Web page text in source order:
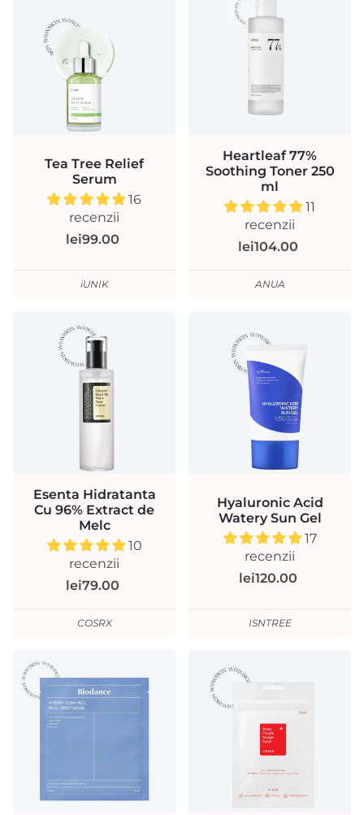
Tea Tree Relief
Serum
16
recenzii
lei99.00
iUNIK
Heartleaf 77%
Soothing Toner 250
ml
11
recenzii
lei104.00
ANUA
Esenta Hidratanta
Cu 96% Extract de
Melc
10
recenzii
lei79.00
COSRX
Hyaluronic Acid
Watery Sun Gel
17
recenzii
lei120.00
ISNTREE